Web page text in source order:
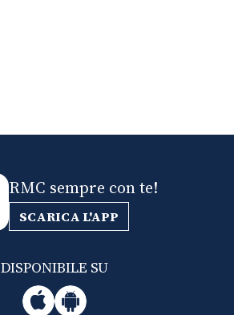
RMC sempre con te!
SCARICA L'APP
DISPONIBILE SU